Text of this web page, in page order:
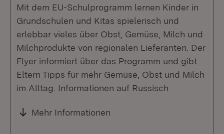
Mit dem EU-Schulprogramm lernen Kinder in
Grundschulen und Kitas spielerisch und
erlebbar vieles über Obst, Gemüse, Milch und
Milchprodukte von regionalen Lieferanten. Der
Flyer informiert über das Programm und gibt
Eltern Tipps für mehr Gemüse, Obst und Milch
im Alltag. Informationen auf Russisch
Mehr Informationen